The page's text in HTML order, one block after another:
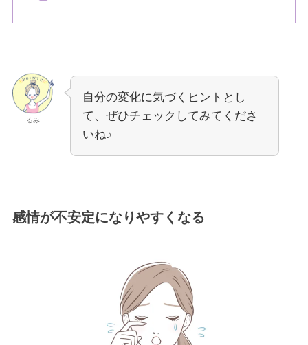
るみ
自分の変化に気づくヒントとし
て、ぜひチェックしてみてくださ
いね♪
感情が不安定になりやすくなる